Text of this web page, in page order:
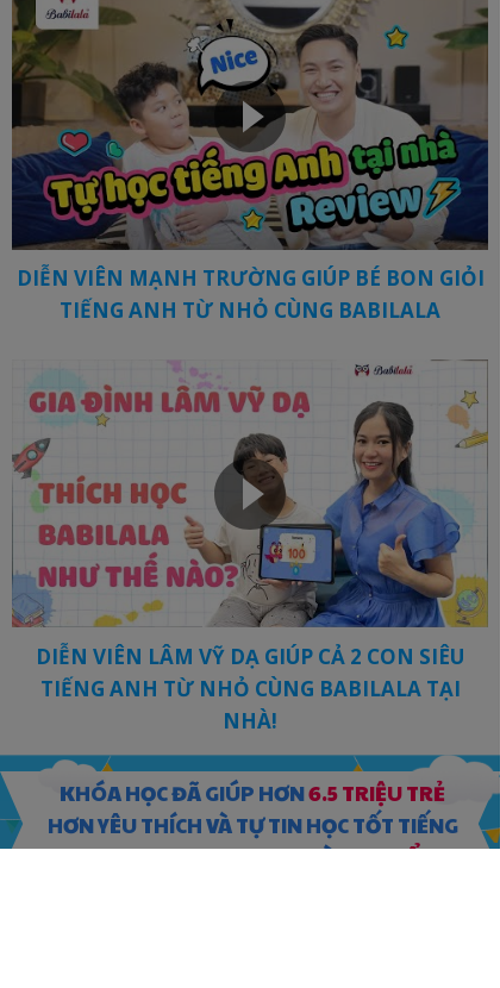
DIỄN VIÊN MẠNH TRƯỜNG GIÚP BÉ BON GIỎI
TIẾNG ANH TỪ NHỎ CÙNG BABILALA
DIỄN VIÊN LÂM VỸ DẠ GIÚP CẢ 2 CON SIÊU
TIẾNG ANH TỪ NHỎ CÙNG BABILALA TẠI
NHÀ!
KHÓA HỌC ĐÃ GIÚP HƠN6.5 TRIỆU TRẺ
HƠN YÊU THÍCH VÀ TỰ TIN HỌC TỐT TIẾNG
ANH TRONG GIAI ĐOẠN TỪ3-8 TUỔI.